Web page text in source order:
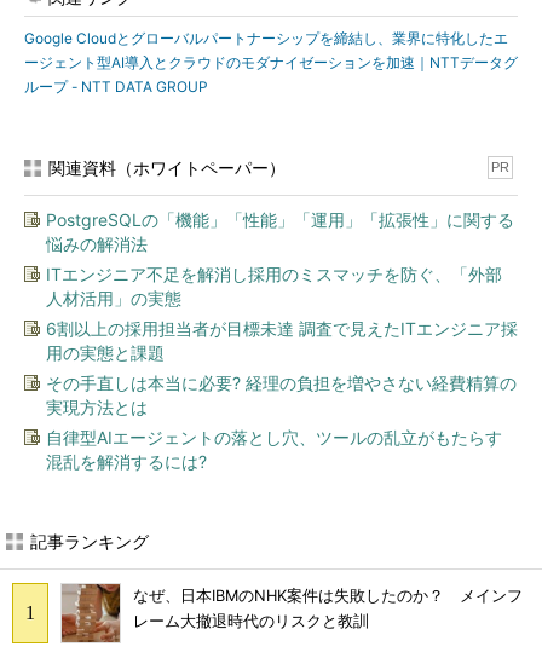
Google Cloudとグローバルパートナーシップを締結し、業界に特化したエ
ージェント型AI導入とクラウドのモダナイゼーションを加速｜NTTデータグ
ループ - NTT DATA GROUP
関連資料（ホワイトペーパー） PR
PostgreSQLの「機能」「性能」「運用」「拡張性」に関する
悩みの解消法
ITエンジニア不足を解消し採用のミスマッチを防ぐ、「外部
人材活用」の実態
6割以上の採用担当者が目標未達 調査で見えたITエンジニア採
用の実態と課題
その手直しは本当に必要? 経理の負担を増やさない経費精算の
実現方法とは
自律型AIエージェントの落とし穴、ツールの乱立がもたらす
混乱を解消するには?
記事ランキング
なぜ、日本IBMのNHK案件は失敗したのか？ メインフ
レーム大撤退時代のリスクと教訓